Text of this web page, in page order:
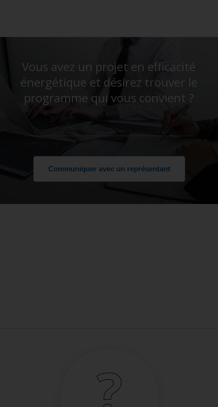
Vous avez un projet en efficacité
énergétique et désirez trouver le
programme qui vous convient ?
Communiquer avec un représentant